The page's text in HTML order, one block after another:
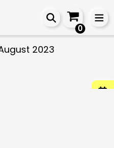
0
2023